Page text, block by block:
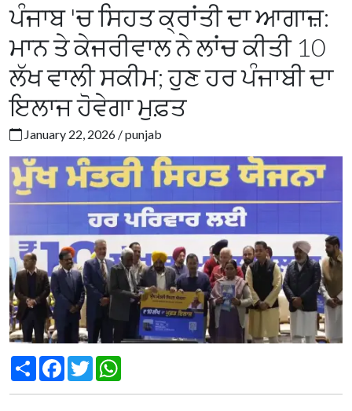
ਪੰਜਾਬ 'ਚ ਸਿਹਤ ਕ੍ਰਾਂਤੀ ਦਾ ਆਗਾਜ਼:
ਮਾਨ ਤੇ ਕੇਜਰੀਵਾਲ ਨੇ ਲਾਂਚ ਕੀਤੀ 10
ਲੱਖ ਵਾਲੀ ਸਕੀਮ; ਹੁਣ ਹਰ ਪੰਜਾਬੀ ਦਾ
ਇਲਾਜ ਹੋਵੇਗਾ ਮੁਫ਼ਤ
January 22, 2026 / punjab
Share Facebook
Twitter